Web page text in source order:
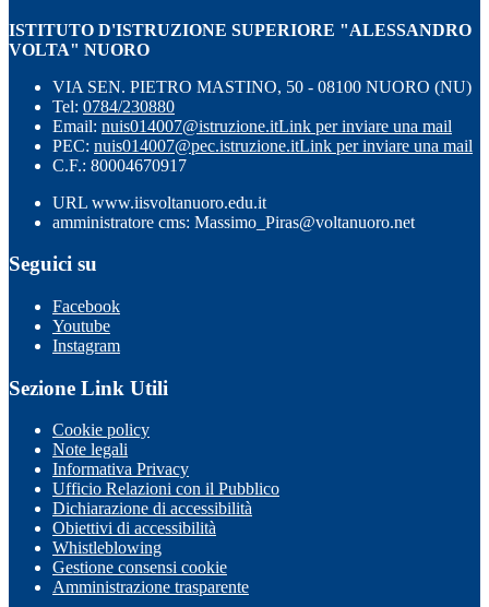
ISTITUTO D'ISTRUZIONE SUPERIORE "ALESSANDRO
VOLTA" NUORO
VIA SEN. PIETRO MASTINO, 50 - 08100 NUORO (NU)
Tel: 0784/230880
Email: nuis014007@istruzione.itLink per inviare una mail
PEC: nuis014007@pec.istruzione.itLink per inviare una mail
C.F.: 80004670917
URL www.iisvoltanuoro.edu.it
amministratore cms: Massimo_Piras@voltanuoro.net
Seguici su
Facebook
Youtube
Instagram
Sezione Link Utili
Cookie policy
Note legali
Informativa Privacy
Ufficio Relazioni con il Pubblico
Dichiarazione di accessibilità
Obiettivi di accessibilità
Whistleblowing
Gestione consensi cookie
Amministrazione trasparente